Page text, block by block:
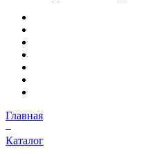
Главная
–
Каталог